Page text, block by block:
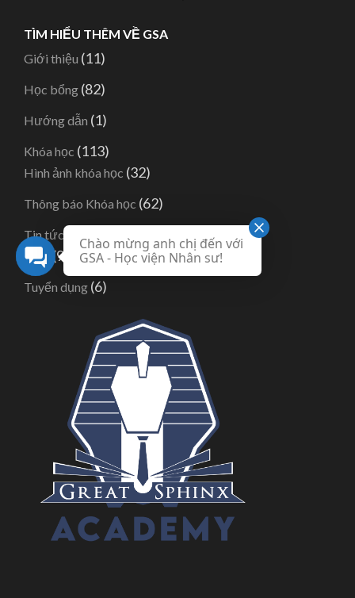
TÌM HIỂU THÊM VỀ GSA
Giới thiệu (11)
Học bổng (82)
Hướng dẫn (1)
Khóa học (113)
Hình ảnh khóa học (32)
Thông báo Khóa học (62)
Tin tức (164)
Blog (95)
Tuyển dụng (6)
Chào mừng anh chị đến với
GSA - Học viện Nhân sư!